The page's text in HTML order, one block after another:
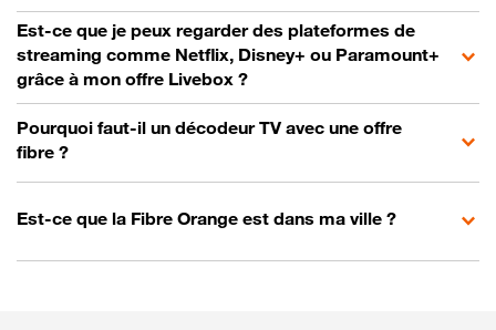
Est-ce que je peux regarder des plateformes de
streaming comme Netflix, Disney+ ou Paramount+
grâce à mon offre Livebox ?
Pourquoi faut-il un décodeur TV avec une offre
fibre ?
Est-ce que la Fibre Orange est dans ma ville ?